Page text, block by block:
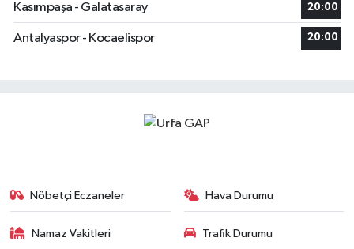
Kasımpaşa - Galatasaray 20:00
Antalyaspor - Kocaelispor 20:00
Nöbetçi Eczaneler Hava Durumu
Namaz Vakitleri Trafik Durumu